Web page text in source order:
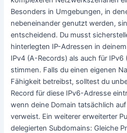
Besonders in Umgebungen, in
nebeneinander genutzt werden,
entscheidend. Du musst
hinterlegten IP-Adressen in
IPv4 (A-Records) als auch für IPv6
stimmen. Falls du einen eigenen
Fähigkeit betreibst, solltest du
Record für diese IPv6-Adresse
wenn deine Domain tatsächlich
verweist. Ein weiterer erweiterter
delegierten Subdomains: Gleiche